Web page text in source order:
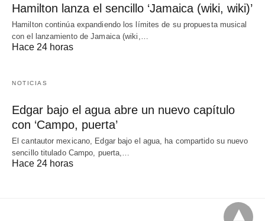
Hamilton lanza el sencillo ‘Jamaica (wiki, wiki)’
Hamilton continúa expandiendo los límites de su propuesta musical
con el lanzamiento de Jamaica (wiki,…
Hace 24 horas
NOTICIAS
Edgar bajo el agua abre un nuevo capítulo
con ‘Campo, puerta’
El cantautor mexicano, Edgar bajo el agua, ha compartido su nuevo
sencillo titulado Campo, puerta,…
Hace 24 horas